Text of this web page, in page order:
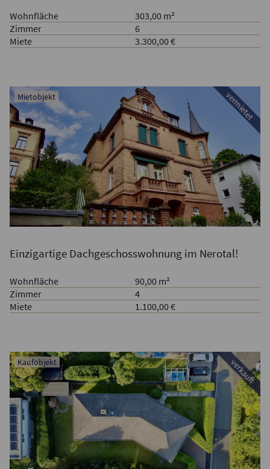
Wohnfläche
303,00 m²
Zimmer
6
Miete
3.300,00 €
Einzigartige Dachgeschosswohnung im Nerotal!
Wohnfläche
90,00 m²
Zimmer
4
Miete
1.100,00 €
Mietobjekt vermietet
Kaufobjekt verkauft